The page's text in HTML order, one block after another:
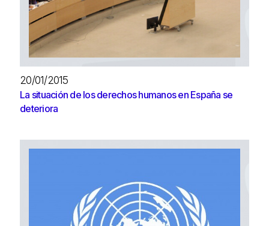
20/01/2015
La situación de los derechos humanos en España se
deteriora